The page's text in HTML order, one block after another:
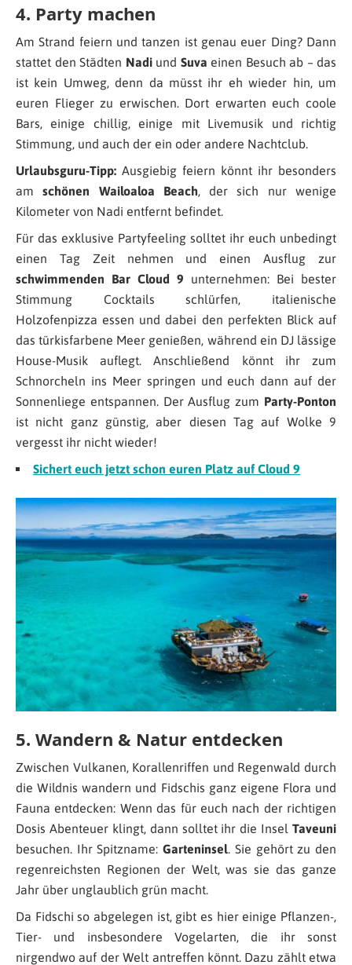
4. Party machen
Am Strand feiern und tanzen ist genau euer Ding? Dann
stattet den Städten Nadiund Suva einen Besuch ab – das
ist kein Umweg, denn da müsst ihr eh wieder hin, um
euren Flieger zu erwischen. Dort erwarten euch coole
Bars, einige chillig, einige mit Livemusik und richtig
Stimmung, und auch der ein oder andere Nachtclub.
Urlaubsguru-Tipp: Ausgiebig feiern könnt ihr besonders
am schönen Wailoaloa Beach, der sich nur wenige
Kilometer von Nadi entfernt befindet.
Für das exklusive Partyfeeling solltet ihr euch unbedingt
einen Tag Zeit nehmen und einen Ausflug zur
schwimmenden Bar Cloud 9 unternehmen: Bei bester
Stimmung Cocktails schlürfen, italienische
Holzofenpizza essen und dabei den perfekten Blick auf
das türkisfarbene Meer genießen, während ein DJ lässige
House-Musik auflegt. Anschließend könnt ihr zum
Schnorcheln ins Meer springen und euch dann auf der
Sonnenliege entspannen. Der Ausflug zum Party-Ponton
ist nicht ganz günstig, aber diesen Tag auf Wolke 9
vergesst ihr nicht wieder!
Sichert euch jetzt schon euren Platz auf Cloud 9
5. Wandern & Natur entdecken
Zwischen Vulkanen, Korallenriffen und Regenwald durch
die Wildnis wandern und Fidschis ganz eigene Flora und
Fauna entdecken: Wenn das für euch nach der richtigen
Dosis Abenteuer klingt, dann solltet ihr die Insel Taveuni
besuchen. Ihr Spitzname:Garteninsel. Sie gehört zu den
regenreichsten Regionen der Welt, was sie das ganze
Jahr über unglaublich grün macht.
Da Fidschi so abgelegen ist, gibt es hier einige Pflanzen-,
Tier- und insbesondere Vogelarten, die ihr sonst
nirgendwo auf der Welt antreffen könnt. Dazu zählt etwa